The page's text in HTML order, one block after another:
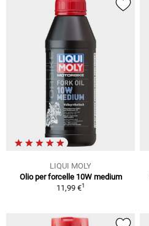
LIQUI MOLY
Olio per forcelle 10W medium
11,99 €1